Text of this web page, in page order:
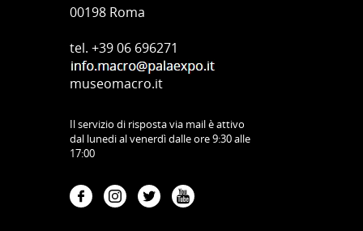
00198 Roma
tel. +39 06 696271
museomacro.it
Il servizio di risposta via mail è attivo
dal lunedi al venerdì dalle ore 9:30 alle
17:00